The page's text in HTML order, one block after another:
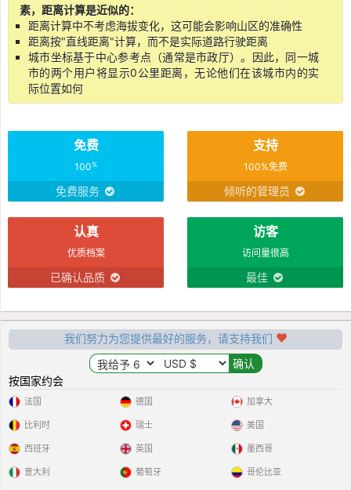
素，距离计算是近似的：
距离计算中不考虑海拔变化，这可能会影响山区的准确性
距离按"直线距离"计算，而不是实际道路行驶距离
城市坐标基于中心参考点（通常是市政厅）。因此，同一城
市的两个用户将显示0公里距离，无论他们在该城市内的实
际位置如何
免费
100%
免费服务
支持
100%免费
倾听的管理员
认真
优质档案
已确认品质
访客
访问量很高
最佳
我们努力为您提供最好的服务，请支持我们
按国家约会
法国
比利时
西班牙
意大利
德国
瑞士
英国
葡萄牙
加拿大
美国
墨西哥
哥伦比亚